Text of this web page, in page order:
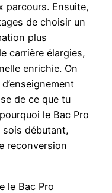
parcours. Ensuite,
de choisir un
plus
carrière élargies,
enrichie. On
de ce que tu
le Bac Pro
débutant,
reconversion
le Bac Pro